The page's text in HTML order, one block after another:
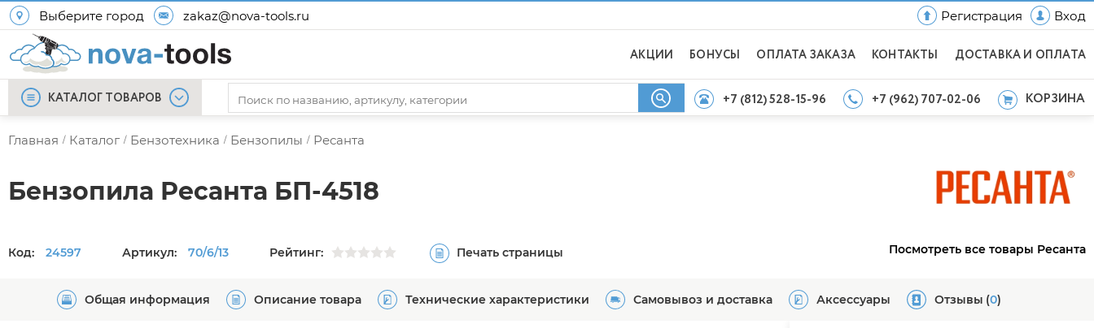
Выберите город zakaz@nova-tools.ru Регистрация Вход
АКЦИИ БОНУСЫ ОПЛАТА ЗАКАЗА КОНТАКТЫ ДОСТАВКА И ОПЛАТА
КАТАЛОГ ТОВАРОВ +7 (812) 528-15-96 +7 (962) 707-02-06 КОРЗИНА
Главная / Каталог / Бензотехника / Бензопилы / Ресанта
Бензопила Ресанта БП-4518
Код: 24597 Артикул: 70/6/13 Рейтинг: Печать страницы Посмотреть все товары Ресанта
Общая информация Описание товара Технические характеристики Самовывоз и доставка Аксессуары Отзывы (0)